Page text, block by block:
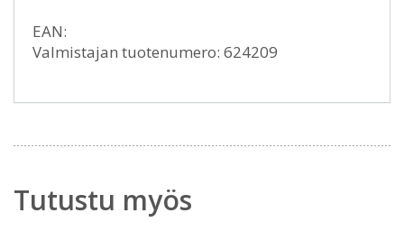
EAN:
Valmistajan tuotenumero: 624209
Tutustu myös